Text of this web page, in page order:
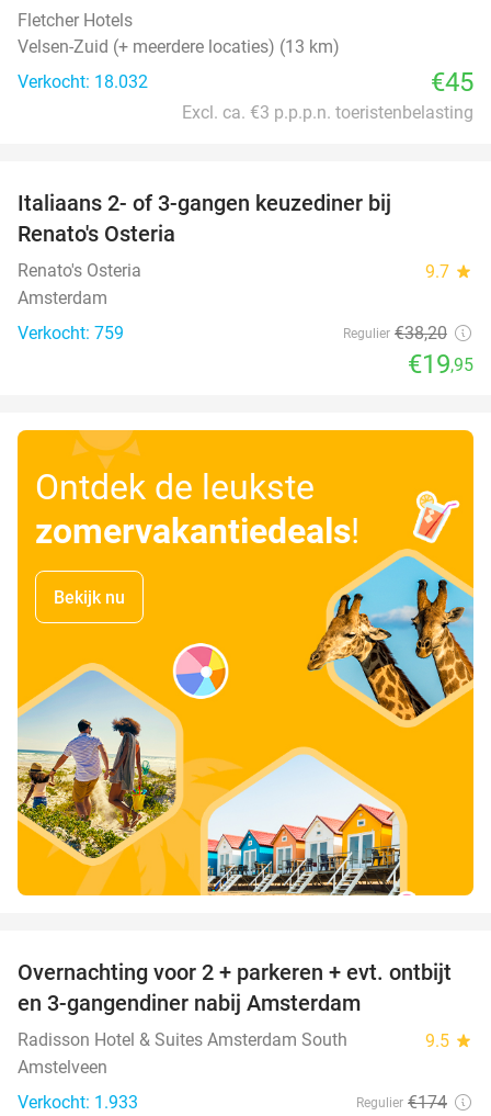
Fletcher Hotels
Velsen-Zuid (+ meerdere locaties) (13 km)
Verkocht: 18.032
€45
Excl. ca. €3 p.p.p.n. toeristenbelasting
Italiaans 2- of 3-gangen keuzediner bij
Renato's Osteria
Renato's Osteria 9.7 star
Amsterdam
Verkocht: 759
Regulier €38,20
€19,95
Ontdek de leukste
zomervakantiedeals!
Bekijk nu
51%
Overnachting voor 2 + parkeren + evt. ontbijt
en 3-gangendiner nabij Amsterdam
Radisson Hotel & Suites Amsterdam South 9.5 star
Amstelveen
Verkocht: 1.933
Regulier €174